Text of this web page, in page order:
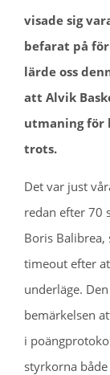
visade sig
befarat på
lärde oss
att Alvik
utmaning för
trots.
Det var just
redan efter 70
Boris Balibrea,
timeout efter
underläge.
bemärkelsen
i
styrkorna